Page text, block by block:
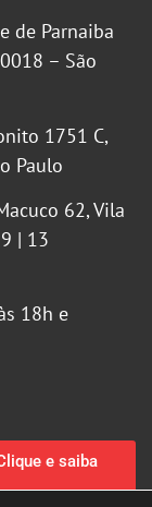
de Parnaiba
– São
1751 C,
Paulo
62, Vila
| 13
18h e
e saiba